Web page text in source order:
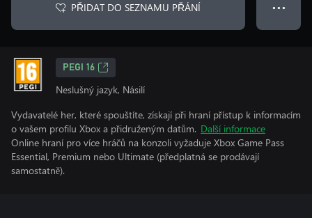
PŘIDAT DO SEZNAMU PŘÁNÍ ● ● ●
PEGI 16
Neslušný jazyk, Násilí
Vydavatelé her, které spouštíte, získají při hraní přístup k informacím
o vašem profilu Xbox a přidruženým datům. Další informace
Online hraní pro více hráčů na konzoli vyžaduje Xbox Game Pass
Essential, Premium nebo Ultimate (předplatná se prodávají
samostatně).